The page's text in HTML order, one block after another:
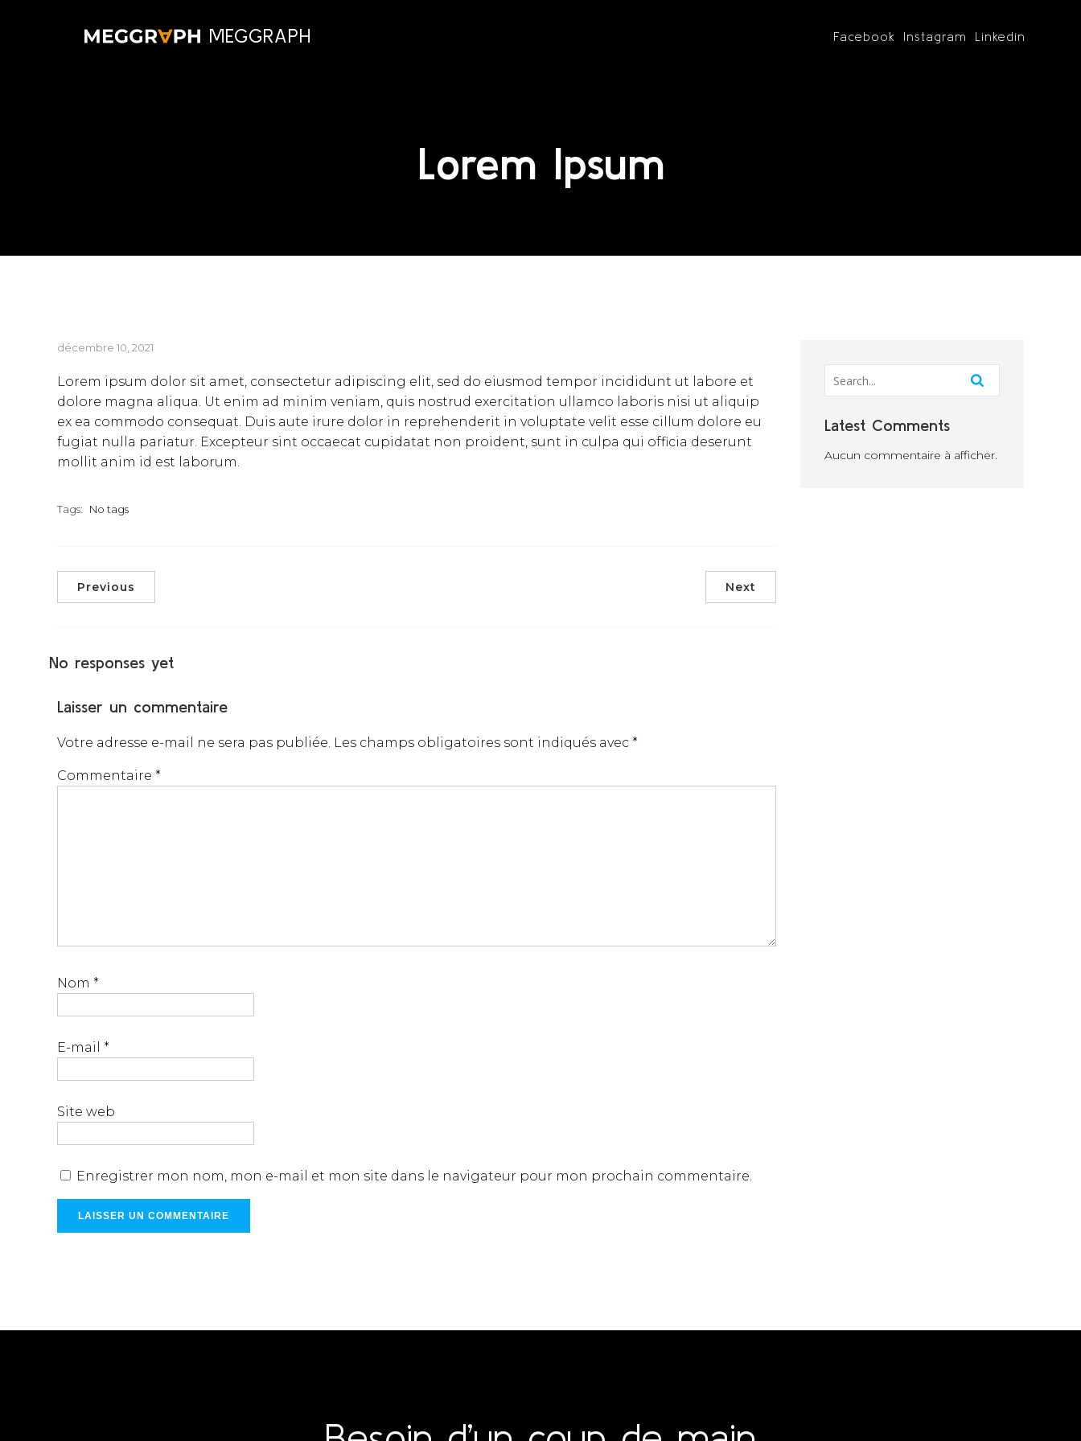
MEGGRAPH Facebook Instagram Linkedin
Lorem Ipsum
décembre 10, 2021
Lorem ipsum dolor sit amet, consectetur adipiscing elit, sed do eiusmod tempor incididunt ut labore et
dolore magna aliqua. Ut enim ad minim veniam, quis nostrud exercitation ullamco laboris nisi ut aliquip
ex ea commodo consequat. Duis aute irure dolor in reprehenderit in voluptate velit esse cillum dolore eu
fugiat nulla pariatur. Excepteur sint occaecat cupidatat non proident, sunt in culpa qui officia deserunt
mollit anim id est laborum.
Tags: No tags
Previous Next
No responses yet
Laisser un commentaire
Votre adresse e-mail ne sera pas publiée. Les champs obligatoires sont indiqués avec *
Commentaire *
Nom *
E-mail *
Site web
Enregistrer mon nom, mon e-mail et mon site dans le navigateur pour mon prochain commentaire.
Latest Comments
Aucun commentaire à afficher.